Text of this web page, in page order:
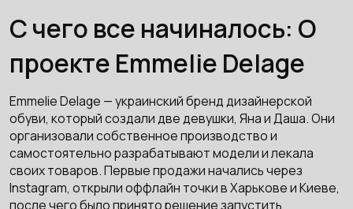
С чего все начиналось: О
проекте Emmelie Delage
Emmelie Delage — украинский бренд дизайнерской
обуви, который создали две девушки, Яна и Даша. Они
организовали собственное производство и
самостоятельно разрабатывают модели и лекала
своих товаров. Первые продажи начались через
Instagram, открыли оффлайн точки в Харькове и Киеве,
после чего было принято решение запустить